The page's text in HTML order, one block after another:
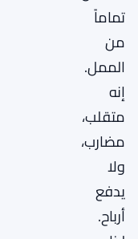
تماماً
من
الممل.
إنه
متقلب،
مضارب،
ولا
يدفع
أرباح.